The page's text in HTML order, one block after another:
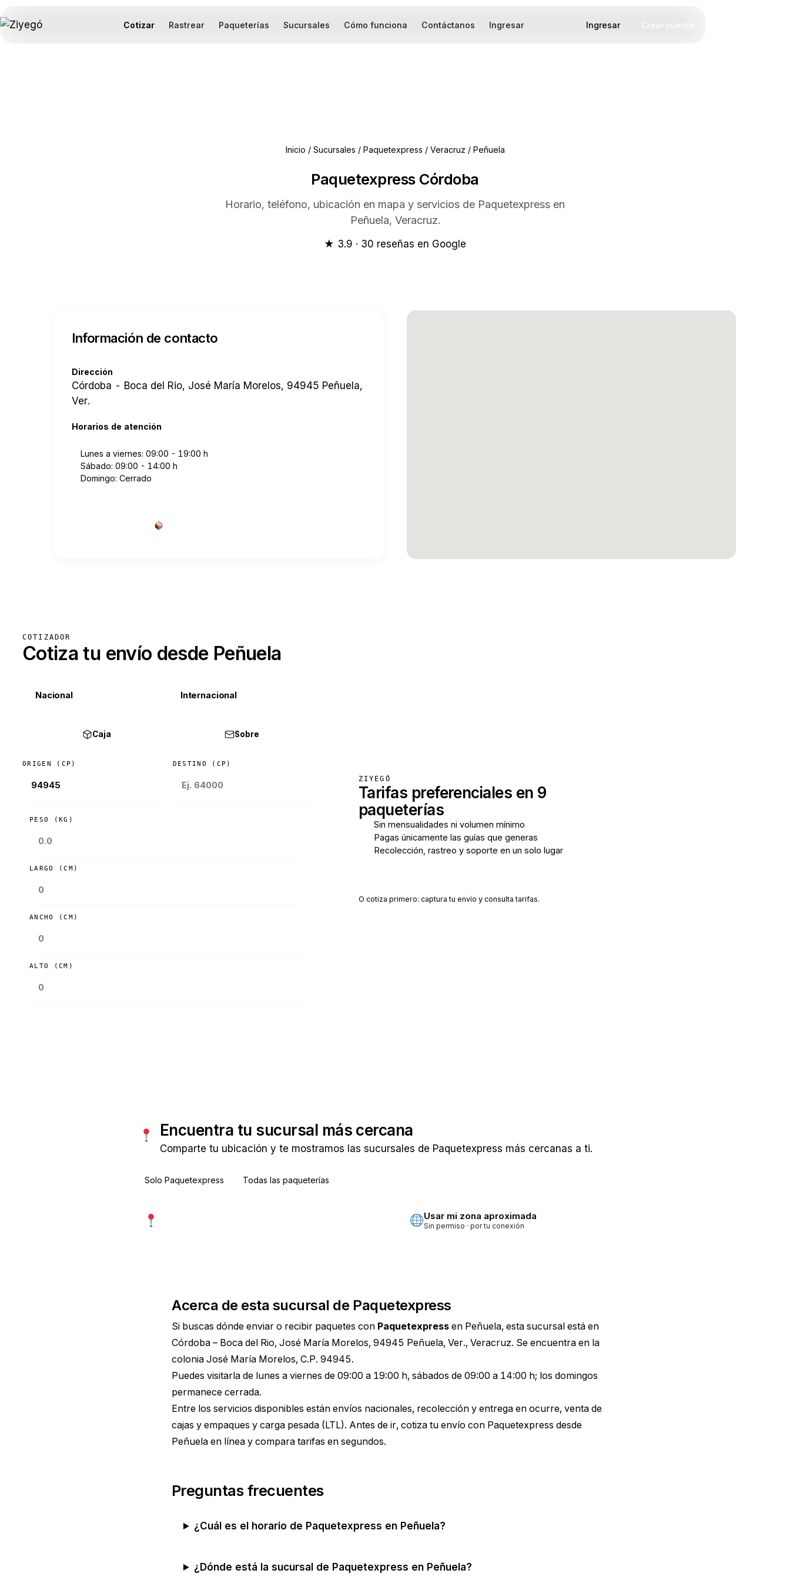
Cotizar Rastrear Paqueterías Sucursales Cómo funciona Contáctanos Ingresar Ingresar Crear cuenta
Inicio / Sucursales / Paquetexpress / Veracruz / Peñuela
Paquetexpress Córdoba
Horario, teléfono, ubicación en mapa y servicios de Paquetexpress en
Peñuela, Veracruz.
★ 3.9 · 30 reseñas en Google
Información de contacto
Dirección
Córdoba - Boca del Rio, José María Morelos, 94945 Peñuela,
Ver.
Horarios de atención
Lunes a viernes: 09:00 - 19:00 h
Sábado: 09:00 - 14:00 h
Domingo: Cerrado
COTIZADOR
Cotiza tu envío desde Peñuela
Nacional Internacional
Caja Sobre
ORIGEN (CP) DESTINO (CP)
PESO (KG)
LARGO (CM)
ANCHO (CM)
ALTO (CM)
ZIYEGÓ
Tarifas preferenciales en 9
paqueterías
Sin mensualidades ni volumen mínimo
Pagas únicamente las guías que generas
Recolección, rastreo y soporte en un solo lugar
O cotiza primero: captura tu envío y consulta tarifas.
Encuentra tu sucursal más cercana
Comparte tu ubicación y te mostramos las sucursales de Paquetexpress más cercanas a ti.
Solo Paquetexpress Todas las paqueterías
Usar mi zona aproximada
Sin permiso · por tu conexión
Acerca de esta sucursal de Paquetexpress
Si buscas dónde enviar o recibir paquetes con Paquetexpress en Peñuela, esta sucursal está en
Córdoba – Boca del Rio, José María Morelos, 94945 Peñuela, Ver., Veracruz. Se encuentra en la
colonia José María Morelos, C.P. 94945.
Puedes visitarla de lunes a viernes de 09:00 a 19:00 h, sábados de 09:00 a 14:00 h; los domingos
permanece cerrada.
Entre los servicios disponibles están envíos nacionales, recolección y entrega en ocurre, venta de
cajas y empaques y carga pesada (LTL). Antes de ir, cotiza tu envío con Paquetexpress desde
Peñuela en línea y compara tarifas en segundos.
Preguntas frecuentes
¿Cuál es el horario de Paquetexpress en Peñuela?
¿Dónde está la sucursal de Paquetexpress en Peñuela?